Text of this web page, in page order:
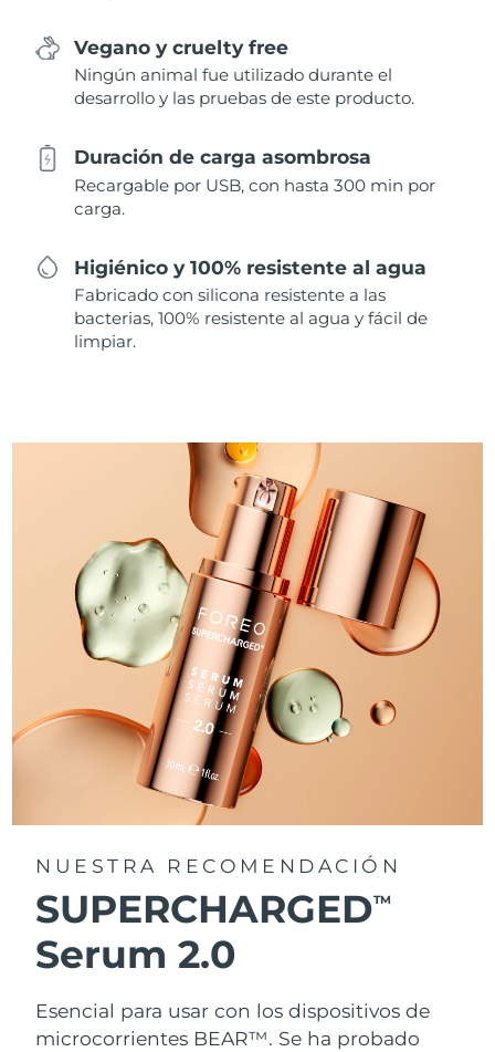
Vegano y cruelty free
Ningún animal fue utilizado durante el
desarrollo y las pruebas de este producto.
Duración de carga asombrosa
Recargable por USB, con hasta 300 min por
carga.
Higiénico y 100% resistente al agua
Fabricado con silicona resistente a las
bacterias, 100% resistente al agua y fácil de
limpiar.
NUESTRA RECOMENDACIÓN
SUPERCHARGEDTM
Serum 2.0
Esencial para usar con los dispositivos de
microcorrientes BEAR™. Se ha probado